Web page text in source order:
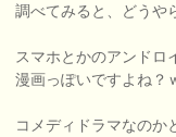
調べてみると、どうや
スマホとかのアンドロ
漫画っぽいですよね？
コメディドラマなのか